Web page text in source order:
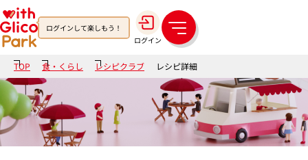
ログインして楽しもう！
ログイン
メ
ニ
ュ
ー
TOP 食・くらし レシピクラブ レシピ詳細